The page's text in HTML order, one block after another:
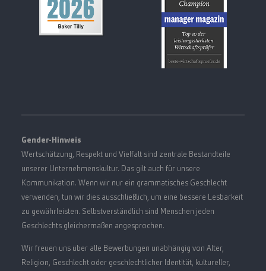
Gender-Hinweis
Wertschätzung, Respekt und Vielfalt sind zentrale Bestandteile
unserer Unternehmenskultur. Das gilt auch für unsere
Kommunikation. Wenn wir nur ein grammatisches Geschlecht
verwenden, tun wir dies ausschließlich, um eine bessere Lesbarkeit
zu gewährleisten. Selbstverständlich sind Menschen jeden
Geschlechts gleichermaßen angesprochen.
Wir freuen uns über alle Bewerbungen unabhängig von Alter,
Religion, Geschlecht oder geschlechtlicher Identität, kultureller,